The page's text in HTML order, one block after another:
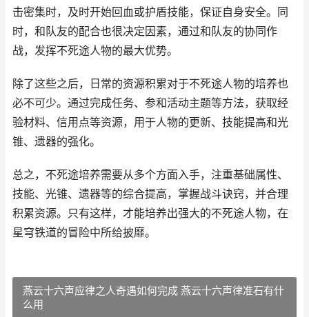
击密集时，及时开始回血或护盾技能，保证自身安全。同
时，和队友的配合也很决定因素，通过和队友的协同作
战，发挥不死途人物的最大优势。
除了这些之后，日常的资源积累对于不死途人物的培养也
必不可少。通过完成任务、参和活动主题等方法，获取经
验材料、信用点等资源，用于人物的更新、技能提高和光
锥、遗器的强化。
总之，不死途培养需要从多个方面入手，注重基础属性、
技能、光锥、遗器等的综合提高，掌握战斗诀窍，并合理
积累资源。只有这样，才能培养出强大的不死途人物，在
星穹铁道的冒险中所给披靡。
燕云十六声应律之人奇遇如何完成 燕云十六声律准石有什
么用